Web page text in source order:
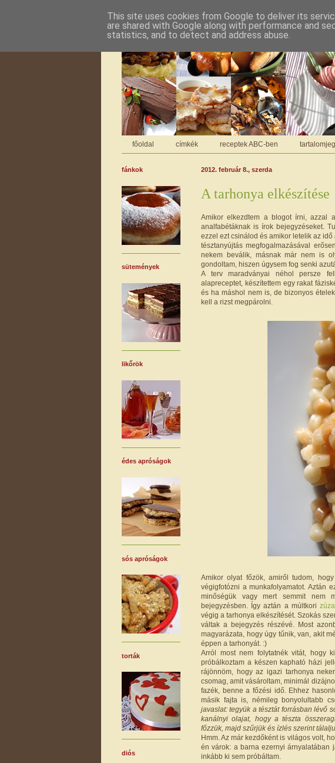
főoldal címkék receptek ABC-ben
2012. február 8., szerda
A tarhonya elkészítése
Amikor elkezdtem a blogot írni, azzal
analfabétáknak is írok bejegyzéseket.
ezzel ezt csinálod és amikor letelik az
tésztanyújtás megfogalmazásával
nekem beválik, másnak már nem is
gondoltam, hiszen úgysem fog senki
A terv maradványai néhol persze
alapreceptet, készítettem egy rakat
és ha máshol nem is, de bizonyos
kell a rizst megpárolni.
Amikor olyat főzök, amiről tudom,
végigfotózni a munkafolyamatot. Aztán
minőségük vagy mert semmit nem
bejegyzésben. Így aztán a múltkori
végig a tarhonya elkészítését. Szokás
váltak a bejegyzés részévé. Most
magyarázata, hogy úgy tűnik, van, akit
éppen a tarhonyát. :)
Arról most nem folytatnék vitát, hogy
próbálkoztam a készen kapható házi
rájönnöm, hogy az igazi tarhonya
csomag, amit vásároltam, minimál
fazék, benne a főzési idő. Ehhez
másik fajta is, némileg bonyolultabb
javaslat: tegyük a tésztát forrásban lévő
kanálnyi olajat, hogy a tészta
főzzük, majd szűrjük és ízlés szerint
Hmm. Az már kezdőként is világos volt,
én várok: a barna ezernyi árnyalatában
inkább ki sem próbáltam.
fánkok
sütemények
likőrök
édes apróságok
sós apróságok
torták
diós
This site uses cookies from Google to deliver its
are shared with Google along with performance and
statistics, and to detect and address abuse.